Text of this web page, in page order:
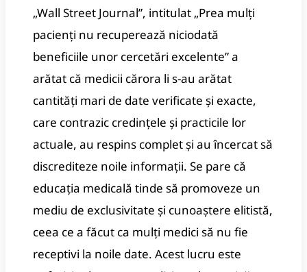
„Wall Street Journal”, intitulat „Prea mulți
pacienți nu recuperează niciodată
beneficiile unor cercetări excelente” a
arătat că medicii cărora li s-au arătat
cantități mari de date verificate și exacte,
care contrazic credințele și practicile lor
actuale, au respins complet și au încercat să
discrediteze noile informații. Se pare că
educația medicală tinde să promoveze un
mediu de exclusivitate și cunoaștere elitistă,
ceea ce a făcut ca mulți medici să nu fie
receptivi la noile date. Acest lucru este